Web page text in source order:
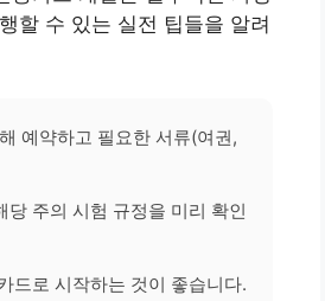
할 수 있는 실전 팁들을 알려
예약하고 필요한 서류(여권,
주의 시험 규정을 미리 확인
드로 시작하는 것이 좋습니다.